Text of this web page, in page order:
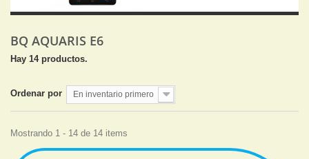
BQ AQUARIS E6
Hay 14 productos.
Ordenar por En inventario primero
Mostrando 1 - 14 de 14 items